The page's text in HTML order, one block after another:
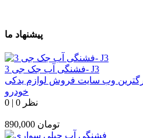
پیشنهاد ما
فشنگی آب جک جی 3- J3
وب سایت فروش لوازم یدکی
خودرو
0 | 0 نظر
890,000 تومان